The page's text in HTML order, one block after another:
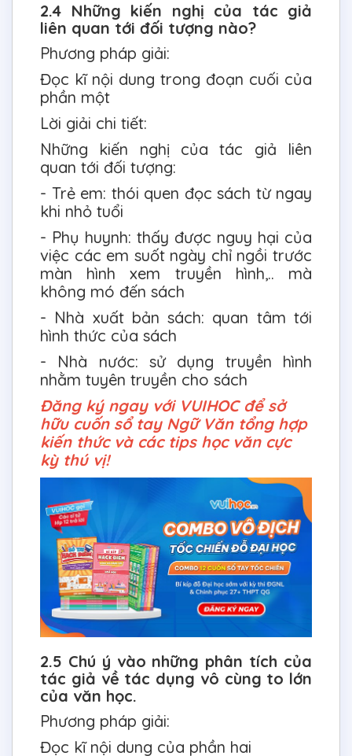
2.4 Những kiến nghị của tác giả
liên quan tới đối tượng nào?
Phương pháp giải:
Đọc kĩ nội dung trong đoạn cuối của
phần một
Lời giải chi tiết:
Những kiến nghị của tác giả liên
quan tới đối tượng:
- Trẻ em: thói quen đọc sách từ ngay
khi nhỏ tuổi
- Phụ huynh: thấy được nguy hại của
việc các em suốt ngày chỉ ngồi trước
màn hình xem truyền hình,.. mà
không mó đến sách
- Nhà xuất bản sách: quan tâm tới
hình thức của sách
- Nhà nước: sử dụng truyền hình
nhằm tuyên truyền cho sách
Đăng ký ngay với VUIHOC để sở
hữu cuốn sổ tay Ngữ Văn tổng hợp
kiến thức và các tips học văn cực
kỳ thú vị!
2.5 Chú ý vào những phân tích của
tác giả về tác dụng vô cùng to lớn
của văn học.
Phương pháp giải:
Đọc kĩ nội dung của phần hai